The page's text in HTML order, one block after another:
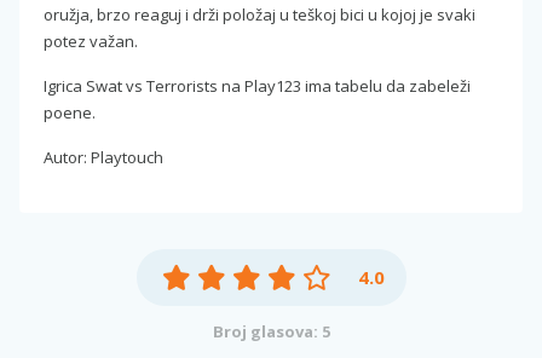
oružja, brzo reaguj i drži položaj u teškoj bici u kojoj je svaki
potez važan.
Igrica Swat vs Terrorists na Play123 ima tabelu da zabeleži
poene.
Autor: Playtouch
4.0
Broj glasova: 5